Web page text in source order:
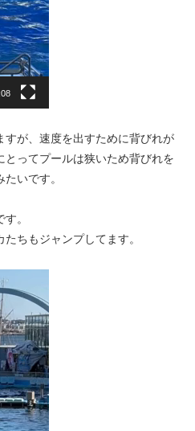
すが、速度を出すために背びれが
ってプールは狭いため背びれを
いです。
。
ちもジャンプしてます。